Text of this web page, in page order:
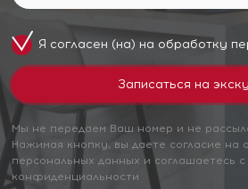
Я согласен (на) на обработку
Мы не передаем Ваш номер и не
Нажимая кнопку, вы даете согласие на
персональных данных и соглашаетесь с
конфиденциальности